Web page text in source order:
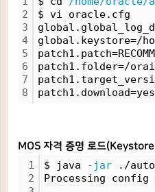
2
3
4
5
6
7
8
$ vi oracle.cfg
global.keystore=/
patch1.folder=/
patch1.download=yes
MOS 자격 증명 로드
1
2
$ java -jar ./
Processing